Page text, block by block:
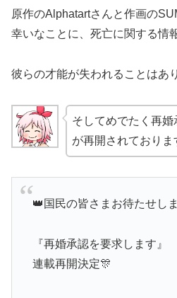
原作のAlphatartさんと作画の
幸いなことに、死亡に関する情
彼らの才能が失われることはあ
そしてめでたく再
が再開されておりま
👑国民の皆さまお待たせし
『再婚承認を要求します』
連載再開決定🎊